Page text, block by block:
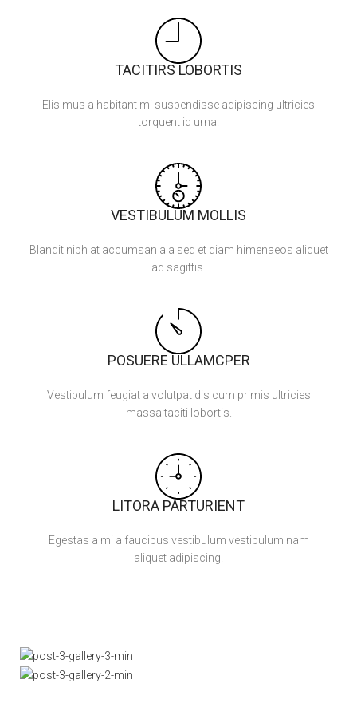
TACITIRS LOBORTIS
Elis mus a habitant mi suspendisse adipiscing ultricies
torquent id urna.
VESTIBULUM MOLLIS
Blandit nibh at accumsan a a sed et diam himenaeos aliquet
ad sagittis.
POSUERE ULLAMCPER
Vestibulum feugiat a volutpat dis cum primis ultricies
massa taciti lobortis.
LITORA PARTURIENT
Egestas a mi a faucibus vestibulum vestibulum nam
aliquet adipiscing.